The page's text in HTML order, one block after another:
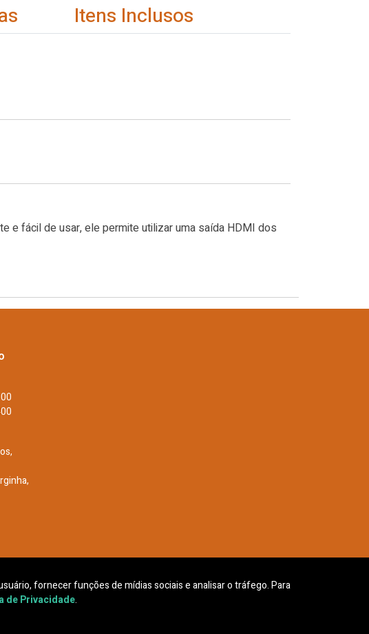
Itens Inclusos
e fácil de usar, ele permite utilizar uma saída HDMI dos
fornecer funções de mídias sociais e analisar o tráfego. Para
de Privacidade.